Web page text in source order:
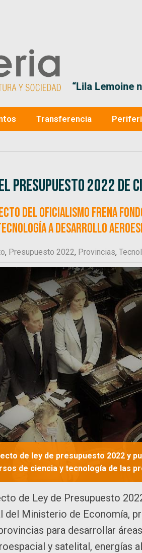
“Lila Lemoine
Transferencia
presupuesto 2022 de
del oficialismo frena
a desarrollo
, Presupuesto 2022, Provincias,
de ley de presupuesto 2022 y
de ciencia y tecnología de las
de Ley de Presupuesto
del Ministerio de Economía,
para desarrollar
y satelital, energías